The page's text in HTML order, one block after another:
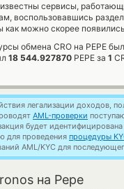
сервисы,
воспользовавшись
как можно скорее
обмена CRO на PEPE
18 544.927870 PEPE за 1
легализации доходов,
AML-проверки
будет
для проведения процедуры
AML/KYC для
на Pepe